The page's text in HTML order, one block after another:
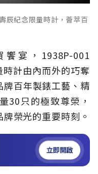
紀念限量時計，薈萃百
宴，1938P-001
計由內而外的巧奪
百年製錶工藝、精
30只的極致尊榮，
榮光的重要時刻。
立即開啟